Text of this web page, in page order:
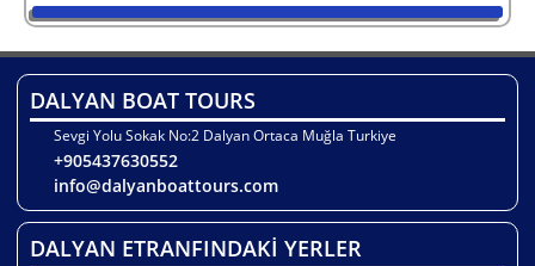
DALYAN BOAT TOURS
Sevgi Yolu Sokak No:2 Dalyan Ortaca Muğla Turkiye
+905437630552
info@dalyanboattours.com
DALYAN ETRANFINDAKİ YERLER